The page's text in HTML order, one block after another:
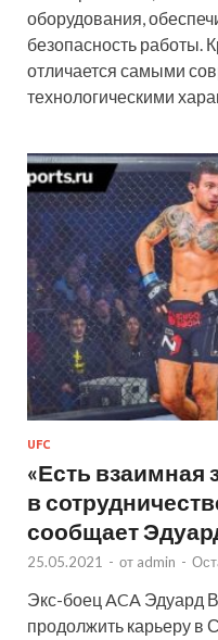
оборудования,
безопасность работы.
отличается самыми
технологическими
UFC
«Есть взаимная
в
сообщает
25.05.2021 - от admin -
Экс-боец ACA Эдуард
продолжить карьеру в